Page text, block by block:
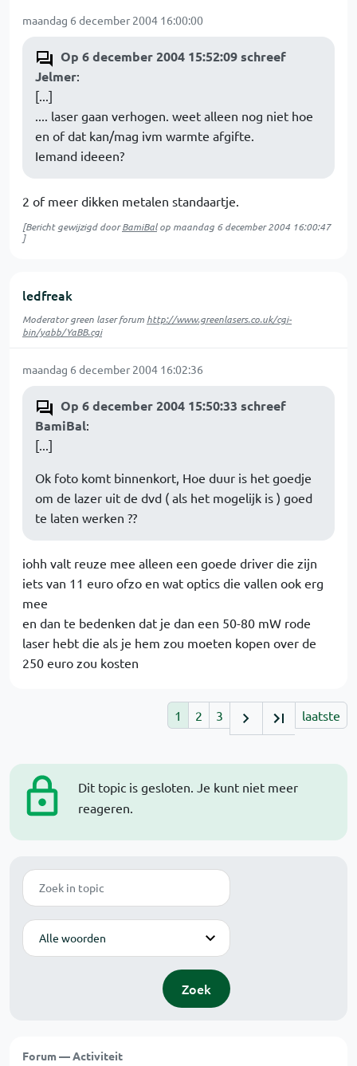
Dit topic is gesloten. Je kunt niet meer
reageren.
Zoek
Modus
Zoek
Forum — Activiteit
maandag 6 december 2004 16:00:00
Op 6 december 2004 15:52:09 schreef
Jelmer:
[...]
.... laser gaan verhogen. weet alleen nog niet hoe
en of dat kan/mag ivm warmte afgifte.
Iemand ideeen?
2 of meer dikken metalen standaartje.
[Bericht gewijzigd doorBamiBalop maandag 6 december 2004 16:00:47
]
ledfreak
Moderator green laser forum http://www.greenlasers.co.uk/cgi-
bin/yabb/YaBB.cgi
maandag 6 december 2004 16:02:36
Op 6 december 2004 15:50:33 schreef
BamiBal:
[...]
Ok foto komt binnenkort, Hoe duur is het goedje
om de lazer uit de dvd ( als het mogelijk is ) goed
te laten werken ??
iohh valt reuze mee alleen een goede driver die zijn
iets van 11 euro ofzo en wat optics die vallen ook erg
mee
en dan te bedenken dat je dan een 50-80 mW rode
laser hebt die als je hem zou moeten kopen over de
250 euro zou kosten
1 2 3 laatste